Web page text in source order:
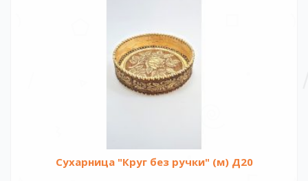
Сухарница "Круг без ручки" (м) Д20